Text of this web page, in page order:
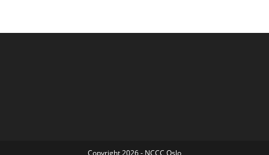
Copyright 2026 - NCCC Oslo